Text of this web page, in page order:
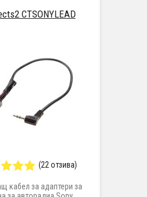
CTSONYLEAD
(22 отзива)
кабел за адаптери за